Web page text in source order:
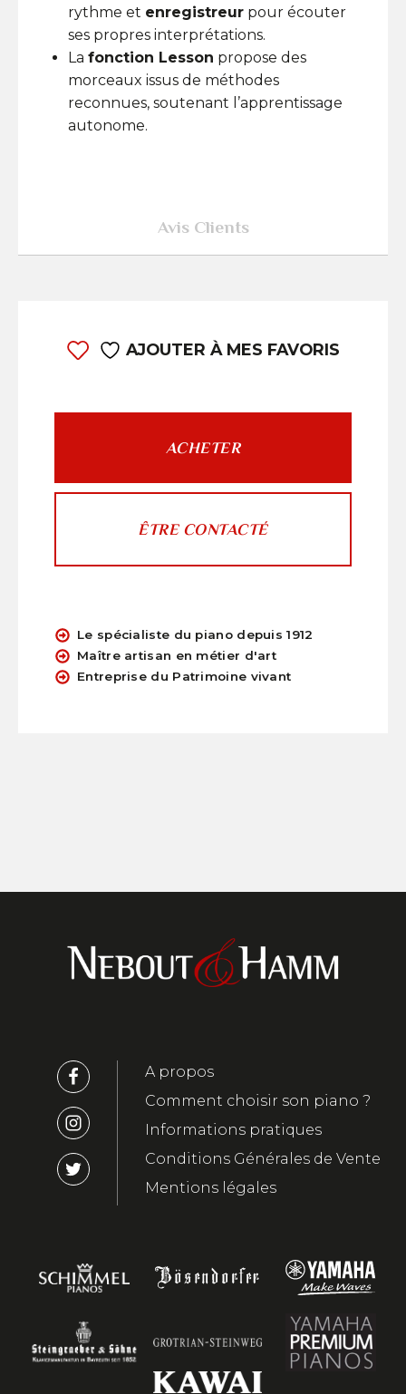
rythme et enregistreur pour écouter
ses propres interprétations.
La fonction Lesson propose des
morceaux issus de méthodes
reconnues, soutenant l’apprentissage
autonome.
Avis Clients
AJOUTER À MES FAVORIS
ACHETER
ÊTRE CONTACTÉ
Le spécialiste du piano depuis 1912
Maître artisan en métier d'art
Entreprise du Patrimoine vivant
A propos
Comment choisir son piano ?
Informations pratiques
Conditions Générales de Vente
Mentions légales